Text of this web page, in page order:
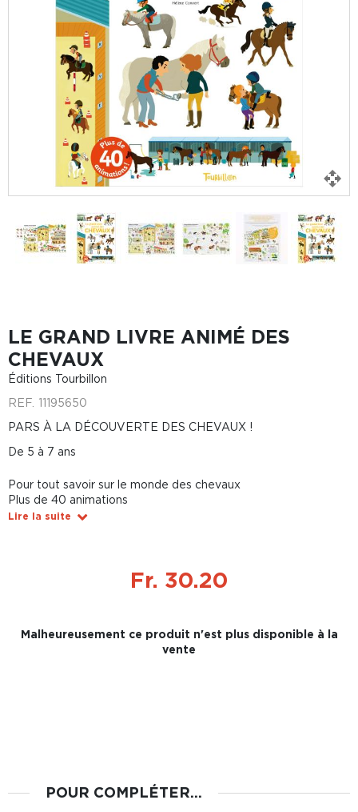
LE GRAND LIVRE ANIMÉ DES
CHEVAUX
Éditions Tourbillon
REF. 11195650
PARS À LA DÉCOUVERTE DES CHEVAUX !
De 5 à 7 ans
Pour tout savoir sur le monde des chevaux
Plus de 40 animations
Lire la suite
Fr. 30.20
Malheureusement ce produit n'est plus disponible à la
vente
POUR COMPLÉTER...